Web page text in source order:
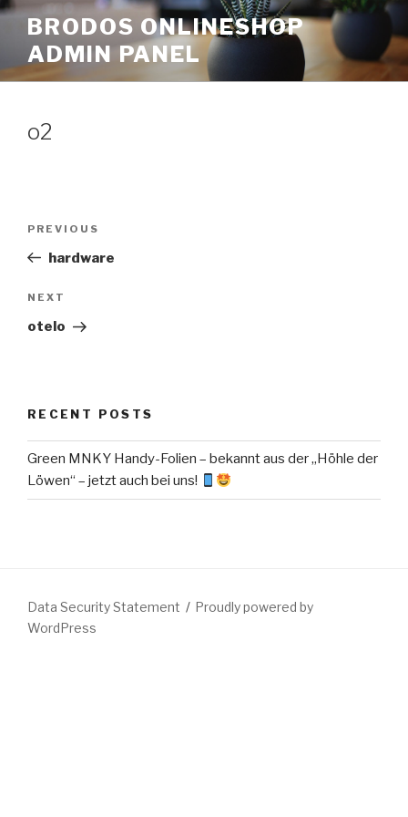
Skip
content
BRODOS ONLINESHOP
ADMIN PANEL
o2
Previous
Post
PREVIOUS
hardware
Next
Post
NEXT
otelo
RECENT POSTS
Green MNKY Handy-Folien – bekannt aus der „Höhle der
Löwen“ – jetzt auch bei uns!
Data Security Statement
Proudly powered by
WordPress